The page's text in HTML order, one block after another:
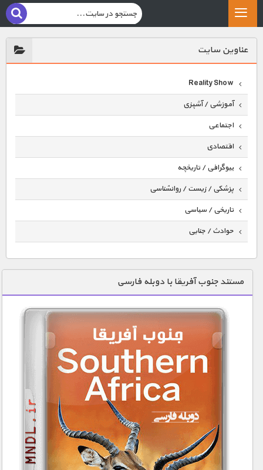
عناوين سايت
Reality Show
آموزشی / آشپزی
اجتماعی
اقتصادی
بیوگرافی / تاریخچه
پزشکی / زیست / روانشناسی
تاریخی / سیاسی
حوادث / جنایی
دنیای خوراکی ها
زمین شناسی / محیط زیست
سازه/ معماری/ مهندسی
سرگرمی
شناخت کودکان
فرهنگ / هنر
کیهان / نجوم
گردشگری
مستند جنوب آفریقا با دوبله فارسی